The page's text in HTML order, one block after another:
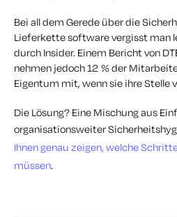
Bei all dem Gerede über die
Lieferkette software vergisst man
durch Insider. Einem Bericht von
nehmen jedoch 12 % der
Eigentum mit, wenn sie ihre Stelle
Die Lösung? Eine Mischung aus
organisationsweiter
Ihnen genau zeigen, welche
müssen.